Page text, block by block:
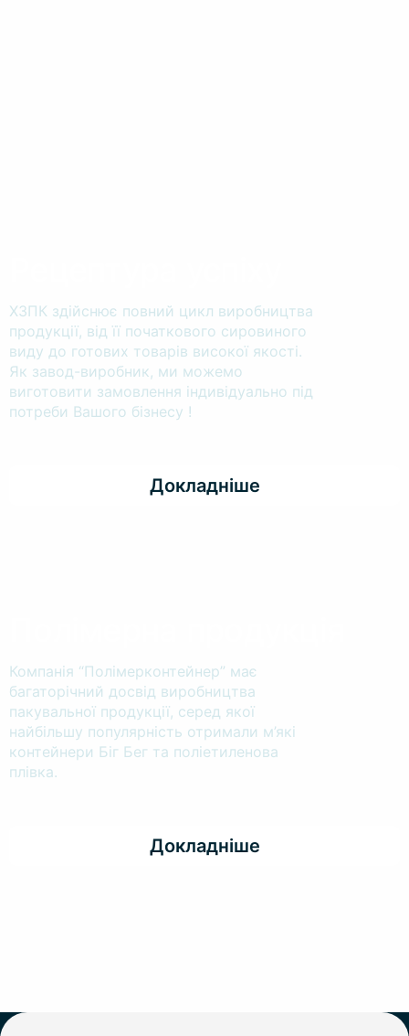
ХЗПК здійснює повний цикл виробництва
продукції, від її початкового сировиного
виду до готових товарів високої якості.
Як завод-виробник, ми можемо
виготовити замовлення індивідуально під
потреби Вашого бізнесу !
Докладніше
Компанія “Полімерконтейнер” має
багаторічний досвід виробництва
пакувальної продукції, серед якої
найбільшу популярність отримали м’які
контейнери Біг Бег та поліетиленова
плівка.
Докладніше